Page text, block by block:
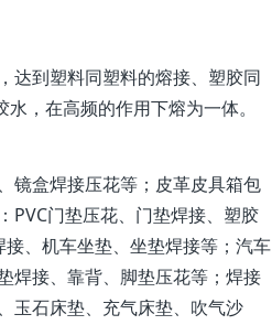
达到塑料同塑料的熔接、塑胶同
，在高频的作用下熔为一体。
镜盒焊接压花等；皮革皮具箱包
PVC门垫压花、门垫焊接、塑胶
、机车坐垫、坐垫焊接等；汽车
焊接、靠背、脚垫压花等；焊接
玉石床垫、充气床垫、吹气沙